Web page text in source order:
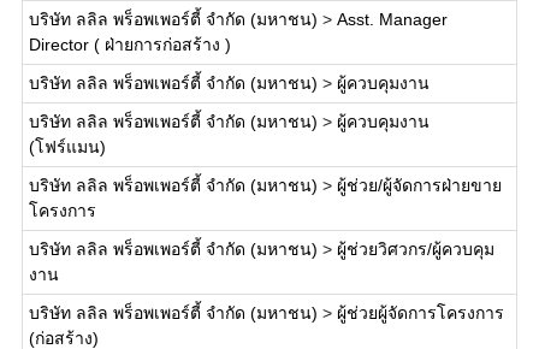
บริษัท ลลิล พร็อพเพอร์ตี้ จำกัด (มหาชน) > Asst. Manager
Director ( ฝ่ายการก่อสร้าง )
บริษัท ลลิล พร็อพเพอร์ตี้ จำกัด (มหาชน) > ผู้ควบคุมงาน
บริษัท ลลิล พร็อพเพอร์ตี้ จำกัด (มหาชน) > ผู้ควบคุมงาน
(โฟร์แมน)
บริษัท ลลิล พร็อพเพอร์ตี้ จำกัด (มหาชน) > ผู้ช่วย/ผู้จัดการฝ่ายขาย
โครงการ
บริษัท ลลิล พร็อพเพอร์ตี้ จำกัด (มหาชน) > ผู้ช่วยวิศวกร/ผู้ควบคุม
งาน
บริษัท ลลิล พร็อพเพอร์ตี้ จำกัด (มหาชน) > ผู้ช่วยผู้จัดการโครงการ
(ก่อสร้าง)